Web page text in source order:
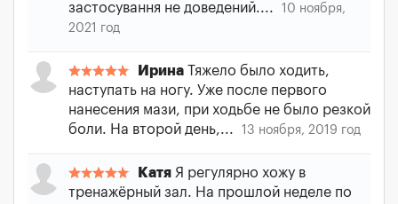
застосування не доведений....
10 ноября,
2021 год
Ирина Тяжело было ходить,
наступать на ногу. Уже после первого
нанесения мази, при ходьбе не было резкой
боли. На второй день,...
13 ноября, 2019 год
Катя Я регулярно хожу в
тренажёрный зал. На прошлой неделе по